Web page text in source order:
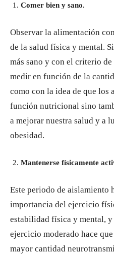
Comer bien y sano.
Observar la alimentación
de la salud física y mental.
más sano y con el criterio
medir en función de la
como con la idea de que los
función nutricional sino
a mejorar nuestra salud y a
obesidad.
Mantenerse físicamente
Este periodo de aislamiento
importancia del ejercicio
estabilidad física y mental,
ejercicio moderado hace
mayor cantidad